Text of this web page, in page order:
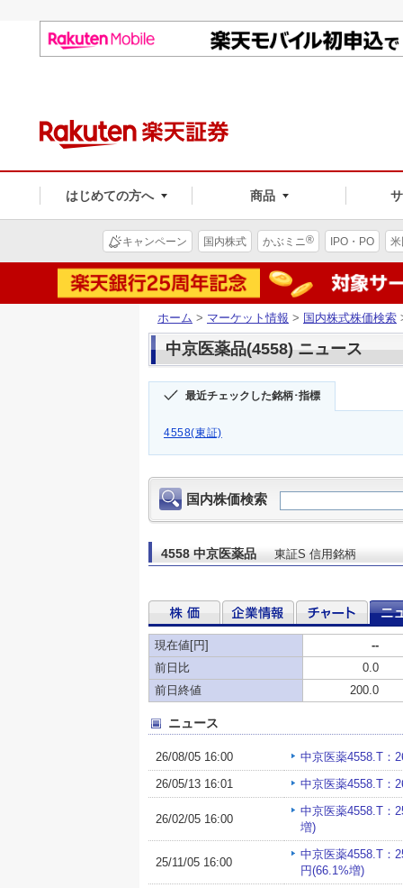
はじめての方へ 商品
キャンペーン 国内株式 かぶミニ® IPO・PO
ホーム > マーケット情報 > 国内株式株価検索
中京医薬品(4558) ニュース
最近チェックした銘柄･指標
4558(東証)